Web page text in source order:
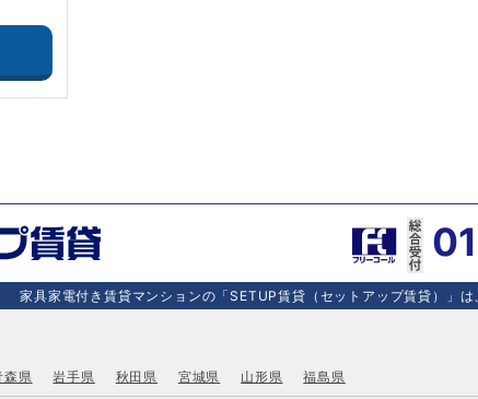
家具家電付き賃貸マンションの「SETUP賃貸（セットアップ賃貸）」
森県 岩手県 秋田県 宮城県 山形県 福島県